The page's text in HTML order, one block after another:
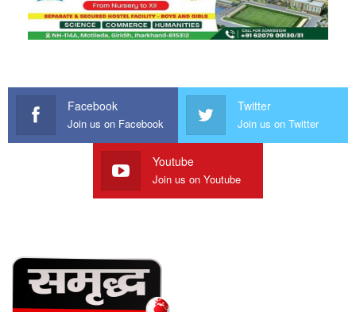
Facebook
Join us on Facebook
Twitter
Join us on Twitter
Youtube
Join us on Youtube